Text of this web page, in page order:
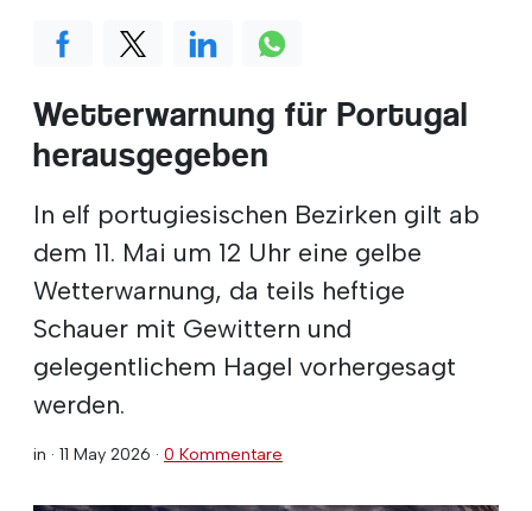
Wetterwarnung für Portugal
herausgegeben
In elf portugiesischen Bezirken gilt ab
dem 11. Mai um 12 Uhr eine gelbe
Wetterwarnung, da teils heftige
Schauer mit Gewittern und
gelegentlichem Hagel vorhergesagt
werden.
in · 11 May 2026 · 0 Kommentare